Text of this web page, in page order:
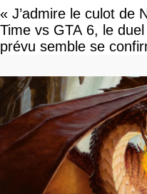
« J’admire le culot de
Time vs GTA 6, le
prévu semble se